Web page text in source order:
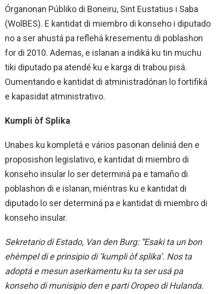
Órganonan Públiko di Boneiru, Sint Eustatius i Saba
(WolBES). E kantidat di miembro di konseho i diputado
no a ser ahustá pa reflehá kresementu di poblashon
for di 2010. Ademas, e islanan a indiká ku tin muchu
tiki diputado pa atendé ku e karga di trabou pisá.
Oumentando e kantidat di atministradónan lo fortifiká
e kapasidat atministrativo.
Kumpli òf Splika
Unabes ku kompletá e vários pasonan deliniá den e
proposishon legislativo, e kantidat di miembro di
konseho insular lo ser determiná pa e tamaño di
poblashon di e islanan, miéntras ku e kantidat di
diputado lo ser determiná pa e kantidat di miembro di
konseho insular.
Sekretario di Estado, Van den Burg: “Esaki ta un bon
ehèmpel di e prinsipio di ‘kumpli òf splika’. Nos ta
adoptá e mesun aserkamentu ku ta ser usá pa
konseho di munisipio den e parti Oropeo di Hulanda.